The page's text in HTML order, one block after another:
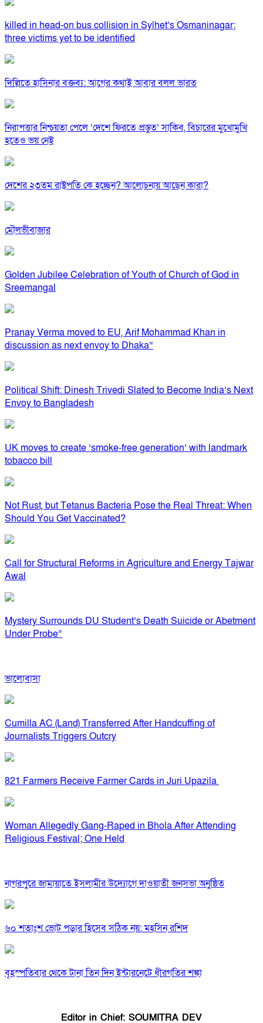
killed in head-on bus collision in Sylhet’s Osmaninagar;
three victims yet to be identified
দিল্লিতে হাসিনার বক্তব্য: আগের কথাই আবার বলল ভারত
নিরাপত্তার নিশ্চয়তা পেলে ‘দেশে ফিরতে প্রস্তুত’ সাকিব, বিচারের মুখোমুখি
হতেও ভয় নেই
দেশের ২৩তম রাষ্ট্রপতি কে হচ্ছেন? আলোচনায় আছেন কারা?
মৌলভীবাজার
Golden Jubilee Celebration of Youth of Church of God in
Sreemangal
Pranay Verma moved to EU, Arif Mohammad Khan in
discussion as next envoy to Dhaka”
Political Shift: Dinesh Trivedi Slated to Become India’s Next
Envoy to Bangladesh
UK moves to create ‘smoke-free generation’ with landmark
tobacco bill
Not Rust, but Tetanus Bacteria Pose the Real Threat: When
Should You Get Vaccinated?
Call for Structural Reforms in Agriculture and Energy Tajwar
Awal
Mystery Surrounds DU Student’s Death Suicide or Abetment
Under Probe”
ভালোবাসা
Cumilla AC (Land) Transferred After Handcuffing of
Journalists Triggers Outcry
821 Farmers Receive Farmer Cards in Juri Upazila
Woman Allegedly Gang-Raped in Bhola After Attending
Religious Festival; One Held
নাগরপুরে জামায়াতে ইসলামীর উদ্যোগে দাওয়াতী জনসভা অনুষ্ঠিত
৬০ শতাংশ ভোট পড়ার হিসেব সঠিক নয়: মহসিন রশিদ
বৃহস্পতিবার থেকে টানা তিন দিন ইন্টারনেটে ধীরগতির শঙ্কা
Editor in Chief: SOUMITRA DEV